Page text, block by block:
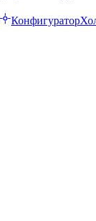
Конфигуратор